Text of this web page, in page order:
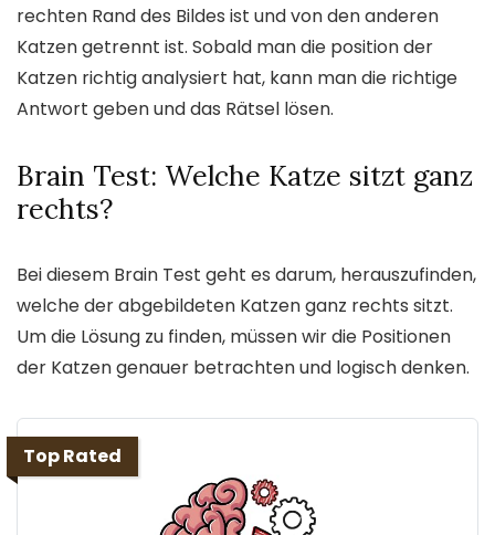
rechten Rand des Bildes ist und von den anderen
Katzen getrennt ist. Sobald man die position der
Katzen richtig analysiert hat, kann man die richtige
Antwort geben und das Rätsel lösen.
Brain Test: Welche Katze sitzt ganz
rechts?
Bei diesem Brain Test geht es darum, herauszufinden,
welche der abgebildeten Katzen ganz rechts sitzt.
Um die Lösung zu finden, müssen wir die Positionen
der Katzen genauer betrachten und logisch denken.
Top Rated